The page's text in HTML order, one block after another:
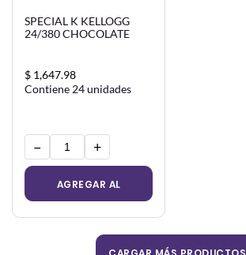
SPECIAL K KELLOGG
24/380 CHOCOLATE
$ 1,647.98
Contiene 24 unidades
− +
AGREGAR AL
CARRITO